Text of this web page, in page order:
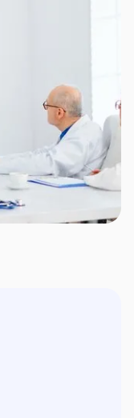
від
за самим
чи
визначаєте
обираючи ту
а